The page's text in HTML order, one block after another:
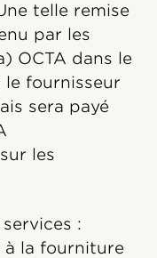
telle remise
par les
OCTA dans le
fournisseur
sera payé
les
:
à la fourniture